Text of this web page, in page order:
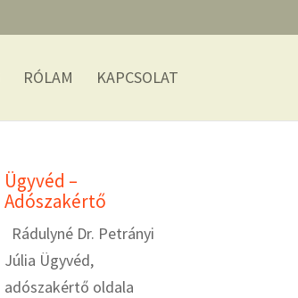
RÓLAM KAPCSOLAT
Ügyvéd –
Adószakértő
Rádulyné Dr. Petrányi
Júlia Ügyvéd,
adószakértő oldala